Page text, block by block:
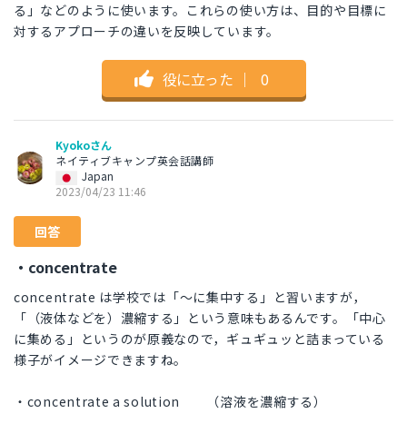
る」などのように使います。これらの使い方は、目的や目標に
対するアプローチの違いを反映しています。
役に立った ｜ 0
Kyokoさん
ネイティブキャンプ英会話講師
Japan
2023/04/23 11:46
回答
・concentrate
concentrate は学校では「～に集中する」と習いますが，
「（液体などを）濃縮する」という意味もあるんです。「中心
に集める」というのが原義なので，ギュギュッと詰まっている
様子がイメージできますね。
・concentrate a solution （溶液を濃縮する）